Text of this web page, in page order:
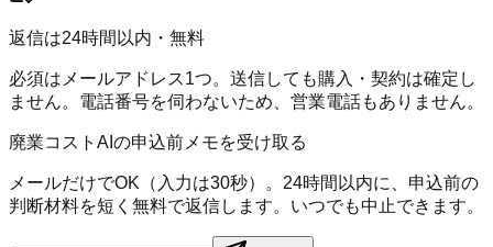
返信は24時間以内・無料
必須はメールアドレス1つ。送信しても購入・契約は確定し
ません。電話番号を伺わないため、営業電話もありません。
廃業コストAIの申込前メモを受け取る
メールだけでOK（入力は30秒）。24時間以内に、申込前の
判断材料を短く無料で返信します。いつでも中止できます。